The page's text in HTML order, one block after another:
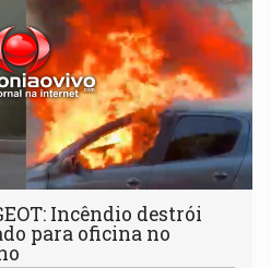
Incêndio destrói
para oficina no